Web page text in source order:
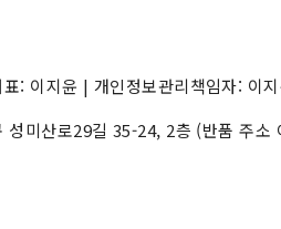
표: 이지윤 | 개인정보관리책임자:
성미산로29길 35-24, 2층 (반품 주